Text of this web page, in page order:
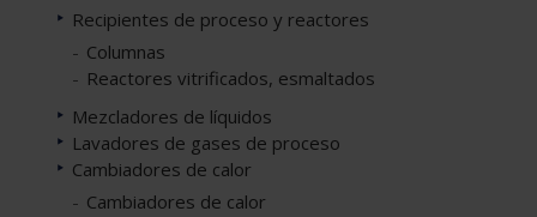
Recipientes de proceso y reactores
Columnas
Reactores vitrificados, esmaltados
Mezcladores de líquidos
Lavadores de gases de proceso
Cambiadores de calor
Cambiadores de calor